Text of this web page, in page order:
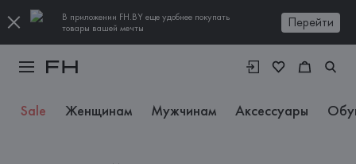
В приложении FH.BY еще удобнее покупать
товары вашей мечты
Перейти
Sale Женщинам Мужчинам Аксессуары